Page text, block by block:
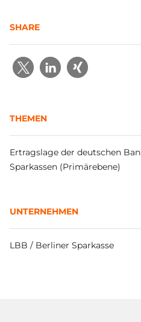
SHARE
THEMEN
Ertragslage der deutschen
Sparkassen (Primärebene)
UNTERNEHMEN
LBB / Berliner Sparkasse